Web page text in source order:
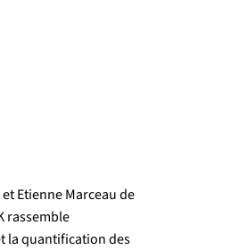
Etienne Marceau de
rassemble
la quantification des